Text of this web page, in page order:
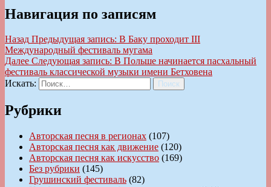
Навигация по записям
Назад Предыдущая запись: В Баку проходит III
Международный фестиваль мугама
Далее Следующая запись: В Польше начинается пасхальный
фестиваль классической музыки имени Бетховена
Искать:
Поиск
Рубрики
Авторская песня в регионах (107)
Авторская песня как движение (120)
Авторская песня как искусство (169)
Без рубрики (145)
Грушинский фестиваль (82)